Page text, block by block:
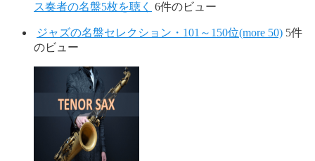
ス奏者の名盤5枚を聴く 6件のビュー
ジャズの名盤セレクション・101～150位(more 50) 5件
のビュー